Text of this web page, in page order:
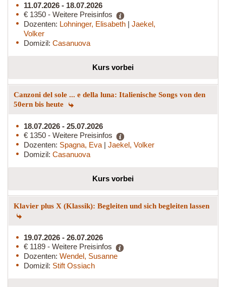
11.07.2026 - 18.07.2026
€ 1350 - Weitere Preisinfos
Dozenten: Lohninger, Elisabeth | Jaekel,
Volker
Domizil: Casanuova
Kurs vorbei
Canzoni del sole ... e della luna: Italienische Songs von den
50ern bis heute
18.07.2026 - 25.07.2026
€ 1350 - Weitere Preisinfos
Dozenten: Spagna, Eva | Jaekel, Volker
Domizil: Casanuova
Kurs vorbei
Klavier plus X (Klassik): Begleiten und sich begleiten lassen
19.07.2026 - 26.07.2026
€ 1189 - Weitere Preisinfos
Dozenten: Wendel, Susanne
Domizil: Stift Ossiach